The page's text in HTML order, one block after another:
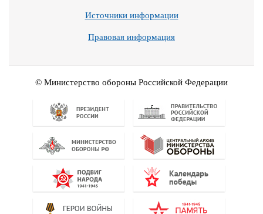
Источники информации
Правовая информация
© Министерство обороны Российской Федерации